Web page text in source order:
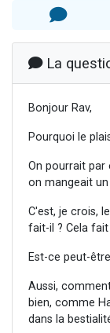
La
Bonjour Rav,
Pourquoi le
On pourrait par
on mangeait
C'est, je crois,
fait-il ? Cela
Est-ce peut-
Aussi,
bien, comme
dans la